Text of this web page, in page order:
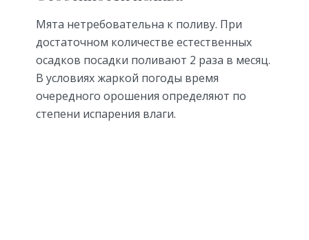
Мята нетребовательна к поливу. При
достаточном количестве естественных
осадков посадки поливают 2 раза в месяц.
В условиях жаркой погоды время
очередного орошения определяют по
степени испарения влаги.